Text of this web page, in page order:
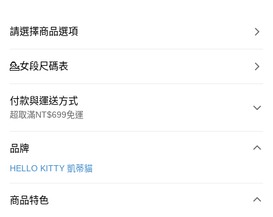
請選擇商品選項
💁‍女段尺碼表
付款與運送方式
超取滿NT$699免運
信用卡一次付款
LINE Pay
品牌
HELLO KITTY 凱蒂貓
商品特色